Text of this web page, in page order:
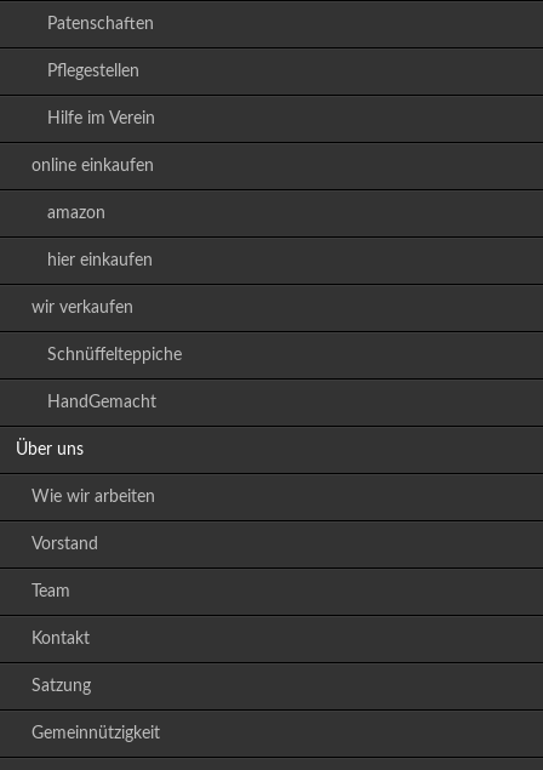
Patenschaften
Pflegestellen
Hilfe im Verein
online einkaufen
amazon
hier einkaufen
wir verkaufen
Schnüffelteppiche
HandGemacht
Über uns
Wie wir arbeiten
Vorstand
Team
Kontakt
Satzung
Gemeinnützigkeit